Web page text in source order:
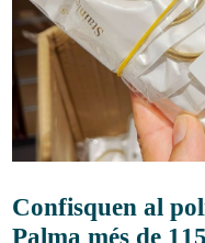
Confisquen al
Palma més de